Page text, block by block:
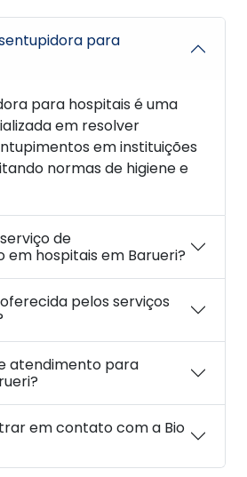
para
para hospitais é uma
em resolver
em instituições
normas de higiene e
de
hospitais em Barueri?
pelos serviços
atendimento para
em contato com a Bio